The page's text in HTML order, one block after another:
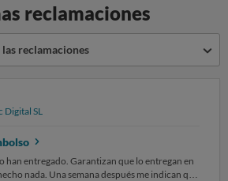
reclamaciones
las reclamaciones
Digital SL
han entregado. Garantizan que lo entregan en
nada. Una semana después me indican que